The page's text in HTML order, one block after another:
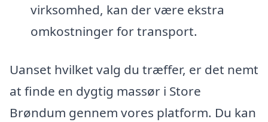
virksomhed, kan der være ekstra
omkostninger for transport.
Uanset hvilket valg du træffer, er det nemt
at finde en dygtig massør i Store
Brøndum gennem vores platform. Du kan